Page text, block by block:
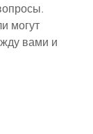
могут
вами и